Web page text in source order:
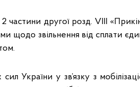
другої розд. VIII
щодо звільнення від сплати
України у зв’язку з